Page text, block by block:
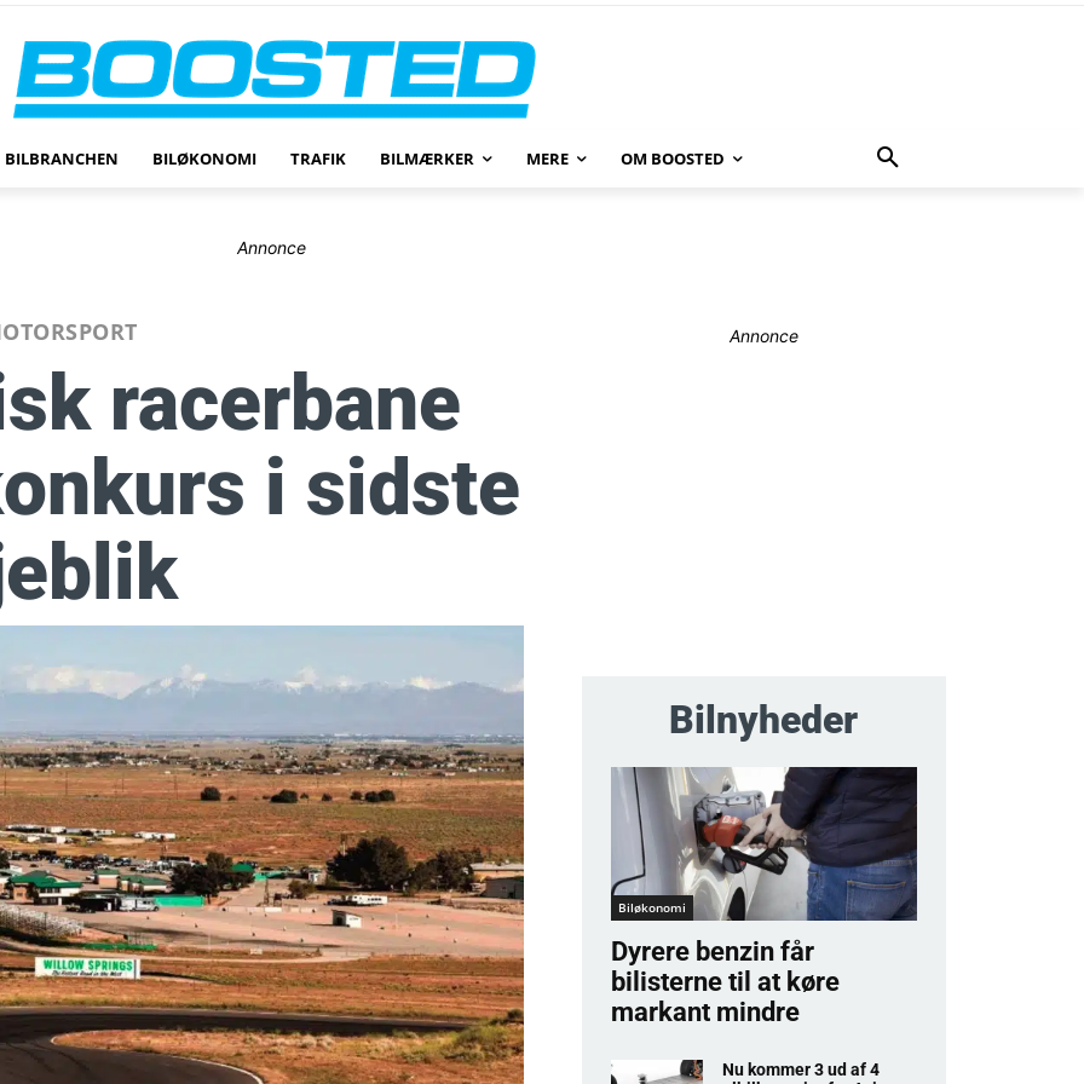
BILBRANCHEN BILØKONOMI TRAFIK BILMÆRKER MERE OM BOOSTED
Annonce
racerbane
i sidste
Annonce
Bilnyheder
Biløkonomi
Dyrere benzin får
bilisterne til at køre
markant mindre
Nu kommer 3 ud af 4